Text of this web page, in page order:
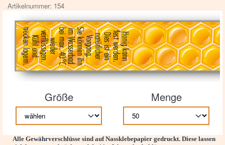
Artikelnummer: 154
Größe Menge
Alle Gewährverschlüsse sind aufNassklebepapier gedruckt. Diese lassen